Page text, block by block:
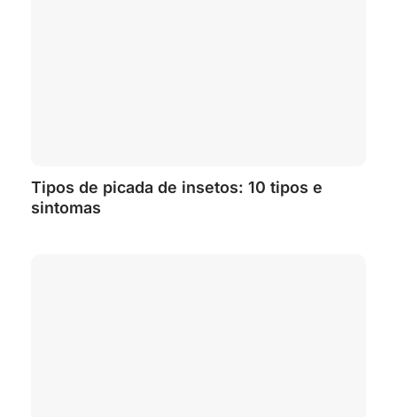
Tipos de picada de insetos: 10 tipos e
sintomas